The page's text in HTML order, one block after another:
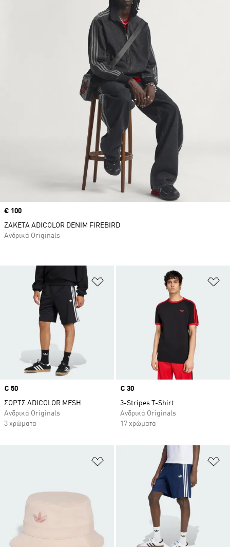
Προσθήκη στη Λίστα Επιθυμιών
Price
€ 50
ΣΟΡΤΣ ADICOLOR MESH
Ανδρικά Originals
3 χρώματα
Price
€ 30
3-Stripes T-Shirt
Ανδρικά Originals
17 χρώματα
Προσθήκη στη Λίστα Επιθυμιών
Price
€ 100
ΖΑΚΕΤΑ ADICOLOR DENIM FIREBIRD
Ανδρικά Originals